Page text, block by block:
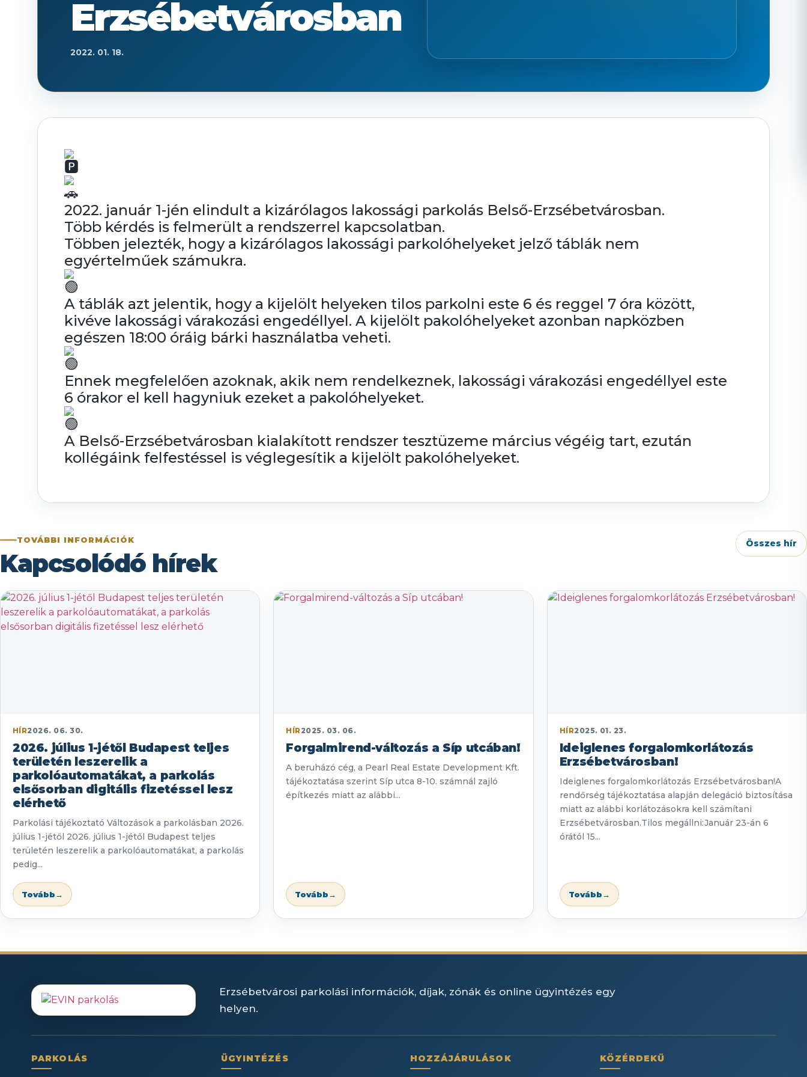
Erzsébetvárosban
2022. 01. 18.
2022. január 1-jén elindult a kizárólagos lakossági parkolás Belső-Erzsébetvárosban.
Több kérdés is felmerült a rendszerrel kapcsolatban.
Többen jelezték, hogy a kizárólagos lakossági parkolóhelyeket jelző táblák nem
egyértelműek számukra.
A táblák azt jelentik, hogy a kijelölt helyeken tilos parkolni este 6 és reggel 7 óra között,
kivéve lakossági várakozási engedéllyel. A kijelölt pakolóhelyeket azonban napközben
egészen 18:00 óráig bárki használatba veheti.
Ennek megfelelően azoknak, akik nem rendelkeznek, lakossági várakozási engedéllyel este
6 órakor el kell hagyniuk ezeket a pakolóhelyeket.
A Belső-Erzsébetvárosban kialakított rendszer tesztüzeme március végéig tart, ezután
kollégáink felfestéssel is véglegesítik a kijelölt pakolóhelyeket.
TOVÁBBI INFORMÁCIÓK
Kapcsolódó hírek
Összes hír
HÍR2026. 06. 30.
2026. július 1-jétől Budapest teljes
területén leszerelik a
parkolóautomatákat, a parkolás
elsősorban digitális fizetéssel lesz
elérhető
Parkolási tájékoztató Változások a parkolásban 2026.
július 1-jétől 2026. július 1-jétől Budapest teljes
területén leszerelik a parkolóautomatákat, a parkolás
pedig...
Tovább→
HÍR2025. 03. 06.
Forgalmirend-változás a Síp utcában!
A beruházó cég, a Pearl Real Estate Development Kft.
tájékoztatása szerint Síp utca 8-10. számnál zajló
építkezés miatt az alábbi...
Tovább→
HÍR2025. 01. 23.
Ideiglenes forgalomkorlátozás
Erzsébetvárosban!
Ideiglenes forgalomkorlátozás Erzsébetvárosban!A
rendőrség tájékoztatása alapján delegáció biztosítása
miatt az alábbi korlátozásokra kell számítani
Erzsébetvárosban.Tilos megállni:Január 23-án 6
órától 15...
Tovább→
Erzsébetvárosi parkolási információk, díjak, zónák és online ügyintézés egy
helyen.
PARKOLÁS ÜGYINTÉZÉS HOZZÁJÁRULÁSOK KÖZÉRDEKŰ